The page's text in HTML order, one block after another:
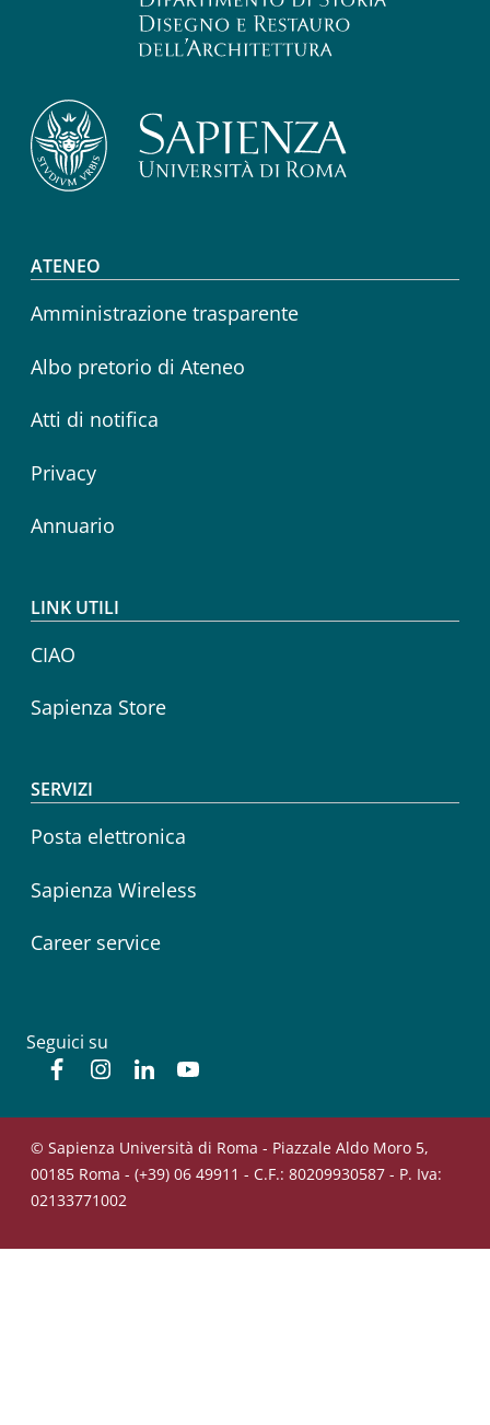
Footer menu
ATENEO
Amministrazione trasparente
Albo pretorio di Ateneo
Atti di notifica
Privacy
Annuario
LINK UTILI
CIAO
Sapienza Store
SERVIZI
Posta elettronica
Sapienza Wireless
Career service
Seguici su
FacebookInstagram
Linkedin
© Sapienza Università di Roma - Piazzale Aldo Moro 5,
00185 Roma - (+39) 06 49911 - C.F.: 80209930587 - P. Iva:
02133771002